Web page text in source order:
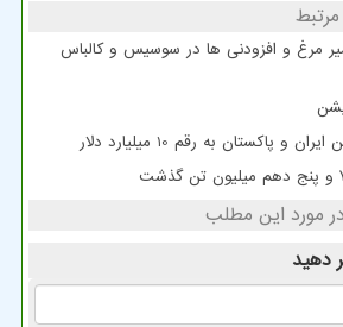
مرغ و افزودنی ها در سوسیس و کالباس
به رقم 10 میلیارد دلار
مورد این مطلب
دهید